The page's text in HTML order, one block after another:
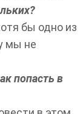
бы одно из
мы не
попасть в